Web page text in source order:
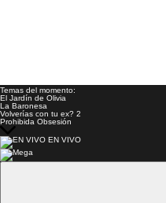
Temas del momento:
El Jardín de Olivia
La Baronesa
Volverías con tu ex? 2
Prohibida Obsesión
EN VIVO